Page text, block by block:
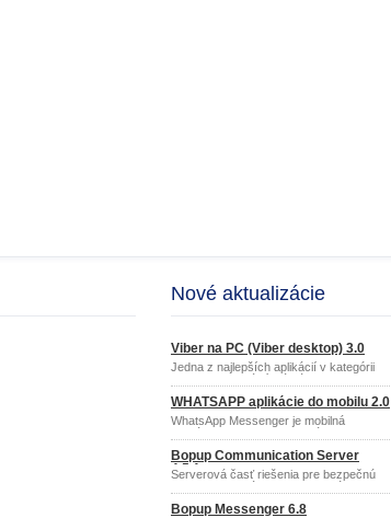
Nové aktualizácie
Viber na PC (Viber desktop) 3.0
Jedna z najlepších aplikácií v kategórii
online komunikácií má názov Viber.
WHATSAPP aplikácie do mobilu 2.0
WhatsApp Messenger je mobilná
aplikácia pre zasielanie správ.
Bopup Communication Server
4.5.1
Serverová časť riešenia pre bezpečnú
online komunikáciu a transfer súborov vo
firemných sieťach.
Bopup Messenger 6.8